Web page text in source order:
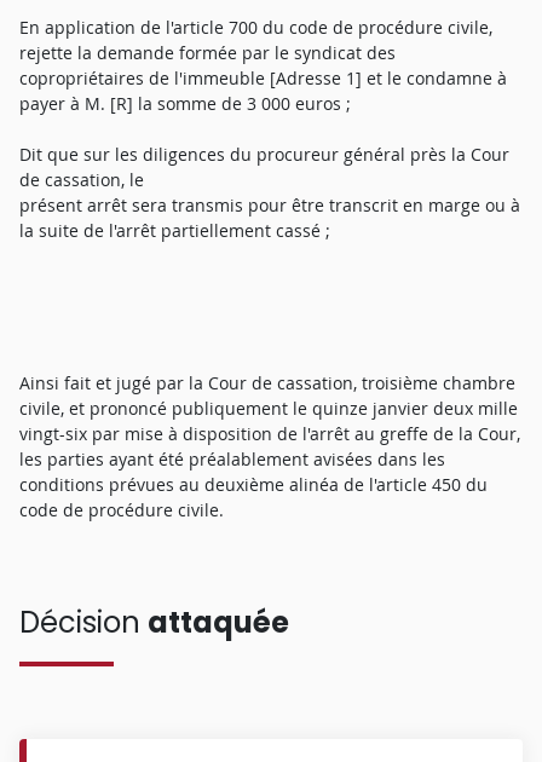
En application de l'article 700 du code de procédure civile,
rejette la demande formée par le syndicat des
copropriétaires de l'immeuble [Adresse 1] et le condamne à
payer à M. [R] la somme de 3 000 euros ;
Dit que sur les diligences du procureur général près la Cour
de cassation, le
présent arrêt sera transmis pour être transcrit en marge ou à
la suite de l'arrêt partiellement cassé ;
Ainsi fait et jugé par la Cour de cassation, troisième chambre
civile, et prononcé publiquement le quinze janvier deux mille
vingt-six par mise à disposition de l'arrêt au greffe de la Cour,
les parties ayant été préalablement avisées dans les
conditions prévues au deuxième alinéa de l'article 450 du
code de procédure civile.
Décision attaquée